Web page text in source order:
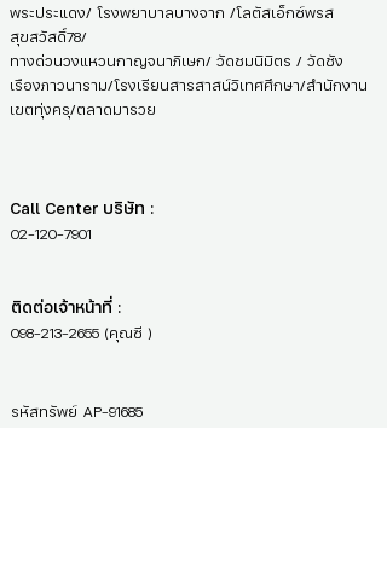
พระประแดง/ โรงพยาบาลบางจาก /โลตัสเอ็กซ์พรส
สุขสวัสดิ์78/
ทางด่วนวงแหวนกาญจนาภิเษก/ วัดชมนิมิตร / วัดชัง
เรืองภาวนาราม/โรงเรียนสารสาสน์วิเทศศึกษา/สำนักงาน
เขตทุ่งครุ/ตลาดมารวย
Call Center บริษัท :
02-120-7901
ติดต่อเจ้าหน้าที่ :
098-213-2655 (คุณซี )
AP-91685
รหัสทรัพย์